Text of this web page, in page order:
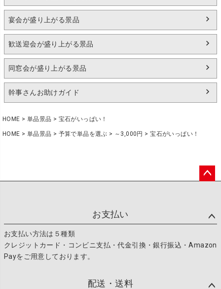
宴会が盛り上がる景品
歓送迎会が盛り上がる景品
同窓会が盛り上がる景品
幹事さんお助けガイド
HOME 単品景品 宝石がいっぱい！
HOME 単品景品 予算で単品を選ぶ ～3,000円 宝石がいっぱい！
お支払い
お支払い方法は５種類
クレジットカード・コンビニ支払・代金引換・銀行振込・Amazon
Payをご用意しております。
配送・送料